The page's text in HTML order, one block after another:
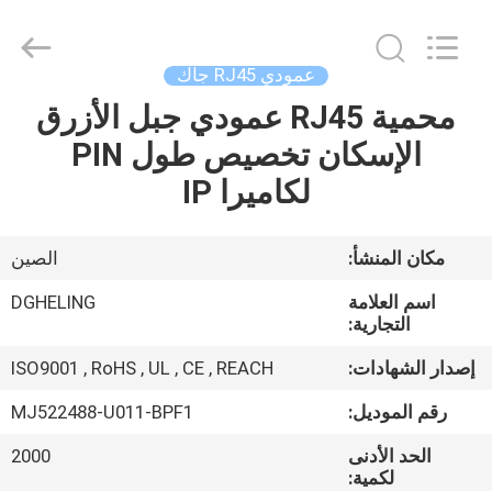
الصفحة
الرئيسية
معلومات
جولة
عمودي RJ45 جاك
محمية RJ45 عمودي جبل الأزرق
الإسكان تخصيص طول PIN
لكاميرا IP
مكان المنشأ:
الصين
اسم العلامة
التجارية:
DGHELING
إصدار الشهادات:
ISO9001 , RoHS , UL , CE , REACH
رقم الموديل:
MJ522488-U011-BPF1
الحد الأدنى
لكمية:
2000